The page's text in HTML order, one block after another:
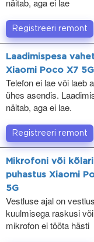
näitab, aga ei lae
Registreeri remont
Laadimispesa
Xiaomi Poco X7 5G
Telefon ei lae või laeb
ühes asendis.
näitab, aga ei lae.
Registreeri remont
Mikrofoni või kõlari
puhastus Xiaomi
5G
Vestluse ajal on
kuulmisega raskusi või
mikrofon ei tööta hästi